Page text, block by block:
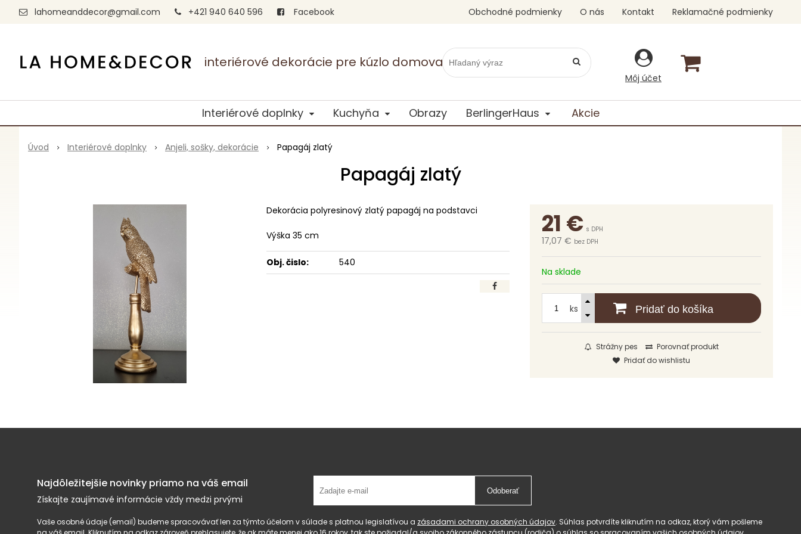
interiérové dekorácie pre kúzlo domova
lahomeanddecor@gmail.com +421 940 640 596 Facebook
Môj účet
Obchodné podmienky O nás Kontakt Reklamačné podmienky
Interiérové doplnky Kuchyňa Obrazy BerlingerHaus Akcie
Úvod Interiérové doplnky Anjeli, sošky, dekorácie Papagáj zlatý
Papagáj zlatý
21 € s DPH
17,07 € bez DPH
Na sklade
ks Pridať do košíka
Strážny pes
Porovnať produkt
Pridať do wishlistu
Dekorácia polyresinový zlatý papagáj na podstavci
Výška 35 cm
Obj. čislo: 540
Najdôležitejšie novinky priamo na váš email
Získajte zaujímavé informácie vždy medzi prvými
Odoberať
Vaše osobné údaje (email) budeme spracovávať len za týmto účelom v súlade s platnou legislatívou a zásadami ochrany osobných údajov. Súhlas potvrdíte kliknutím na odkaz, ktorý vám pošleme